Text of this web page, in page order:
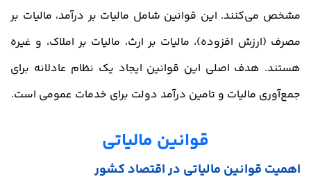
مشخص می‌کنند. این قوانین شامل مالیات بر درآمد، مالیات بر
مصرف (ارزش افزوده)، مالیات بر ارث، مالیات بر املاک، و غیره
هستند. هدف اصلی این قوانین ایجاد یک نظام عادلانه برای
جمع‌آوری مالیات و تامین درآمد دولت برای خدمات عمومی است.
قوانین مالیاتی
اهمیت قوانین مالیاتی در اقتصاد کشور